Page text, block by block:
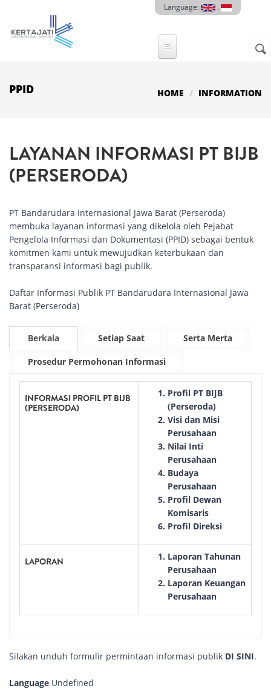
Language: .
PPID HOME INFORMATION
LAYANAN INFORMASI PT BIJB
(PERSERODA)
PT Bandarudara Internasional Jawa Barat (Perseroda)
membuka layanan informasi yang dikelola oleh Pejabat
Pengelola Informasi dan Dokumentasi (PPID) sebagai bentuk
komitmen kami untuk mewujudkan keterbukaan dan
transparansi informasi bagi publik.
Daftar Informasi Publik PT Bandarudara Internasional Jawa
Barat (Perseroda)
Berkala Setiap Saat Serta Merta
Prosedur Permohonan Informasi
INFORMASI PROFIL PT BIJB
(PERSERODA)
Profil PT BIJB
(Perseroda)
Visi dan Misi
Perusahaan
Nilai Inti
Perusahaan
Budaya
Perusahaan
Profil Dewan
Komisaris
Profil Direksi
LAPORAN
Laporan Tahunan
Perusahaan
Laporan Keuangan
Perusahaan
Silakan unduh formulir permintaan informasi publik DI SINI.
Language Undefined